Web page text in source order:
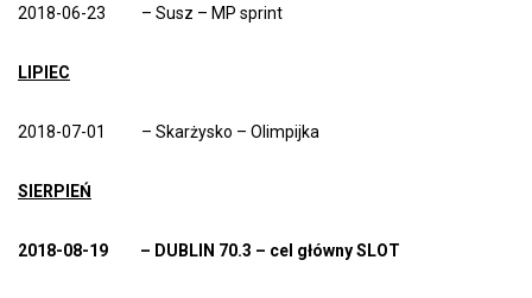
2018-06-23 – Susz – MP sprint
LIPIEC
2018-07-01 – Skarżysko – Olimpijka
SIERPIEŃ
2018-08-19 – DUBLIN 70.3 – cel główny SLOT